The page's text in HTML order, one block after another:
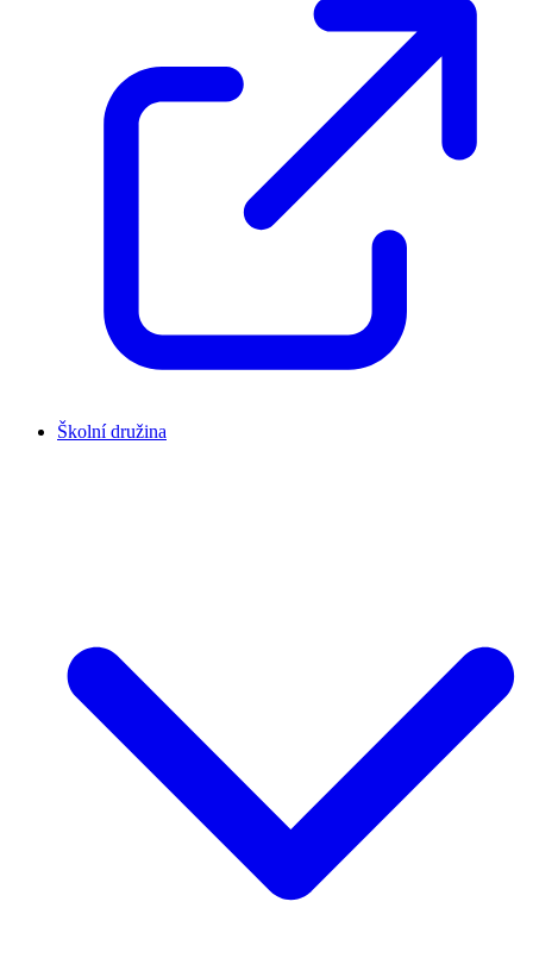
Školní družina